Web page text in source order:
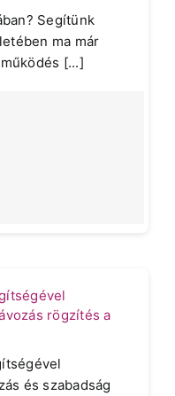
Segítünk
ma már
[...]
rögzítés a
és szabadság